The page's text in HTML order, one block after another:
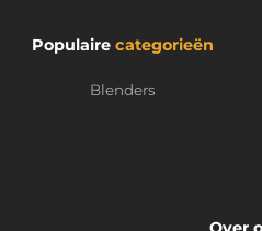
Populaire categorieën
Blenders